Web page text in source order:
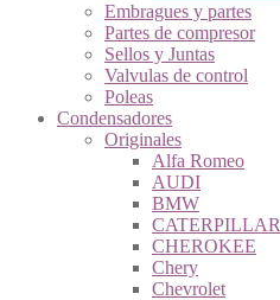
Embragues y partes
Partes de compresor
Sellos y Juntas
Valvulas de control
Poleas
Condensadores
Originales
Alfa Romeo
AUDI
BMW
CATERPILLAR
CHEROKEE
Chery
Chevrolet